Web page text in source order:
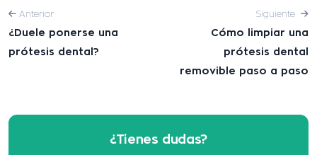
Anterior
¿Duele ponerse una
prótesis dental?
Siguiente
Cómo limpiar una
prótesis dental
removible paso a paso
¿Tienes dudas?